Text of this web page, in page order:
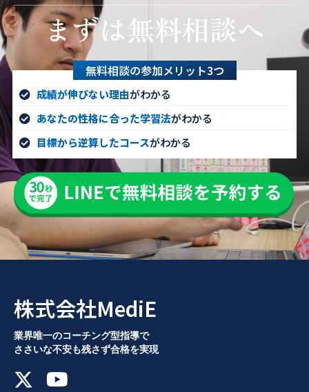
まずは無料相談へ
無料相談の参加メリット3つ
成績が伸びない理由がわかる
あなたの性格に合った学習法がわかる
目標から逆算したコースがわかる
株式会社MediE
業界唯一のコーチング型指導で
ささいな不安も残さず合格を実現